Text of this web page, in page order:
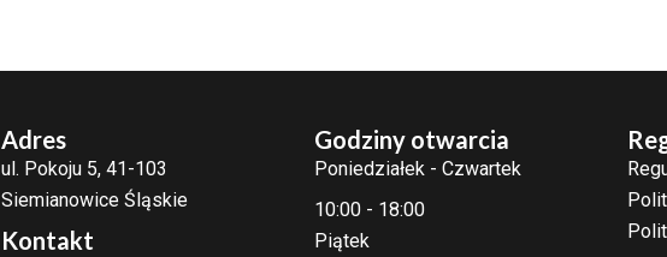
Adres
ul. Pokoju 5, 41-103
Siemianowice Śląskie
Kontakt
Godziny otwarcia
Poniedziałek - Czwartek
10:00 - 18:00
Piątek